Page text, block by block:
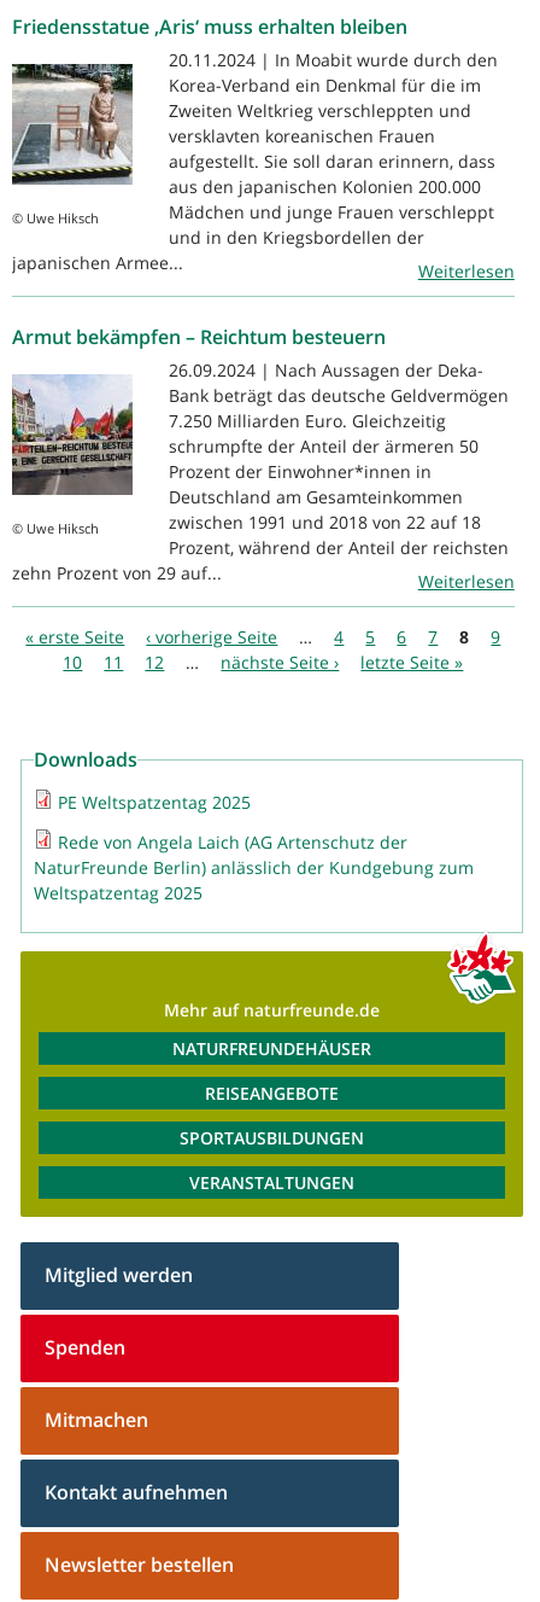
Friedensstatue ‚Aris‘ muss erhalten bleiben
© Uwe Hiksch
20.11.2024 | In Moabit wurde durch den
Korea-Verband ein Denkmal für die im
Zweiten Weltkrieg verschleppten und
versklavten koreanischen Frauen
aufgestellt. Sie soll daran erinnern, dass
aus den japanischen Kolonien 200.000
Mädchen und junge Frauen verschleppt
und in den Kriegsbordellen der
japanischen Armee...
Weiterlesen
Armut bekämpfen – Reichtum besteuern
© Uwe Hiksch
26.09.2024 | Nach Aussagen der Deka-
Bank beträgt das deutsche Geldvermögen
7.250 Milliarden Euro. Gleichzeitig
schrumpfte der Anteil der ärmeren 50
Prozent der Einwohner*innen in
Deutschland am Gesamteinkommen
zwischen 1991 und 2018 von 22 auf 18
Prozent, während der Anteil der reichsten
zehn Prozent von 29 auf...
Weiterlesen
Seiten
« erste Seite ‹ vorherige Seite … 4 5 6 7 8
9
10
11 12 … nächste Seite › letzte Seite »
Downloads
PE Weltspatzentag 2025
Rede von Angela Laich (AG Artenschutz der
NaturFreunde Berlin) anlässlich der Kundgebung zum
Weltspatzentag 2025
Mehr auf naturfreunde.de
NATURFREUNDEHÄUSER
REISEANGEBOTE
SPORTAUSBILDUNGEN
VERANSTALTUNGEN
Mitglied werden
Spenden
Mitmachen
Kontakt aufnehmen
Newsletter bestellen